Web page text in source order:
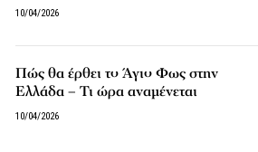
10/04/2026
Πώς θα έρθει το Άγιο Φως στην
Ελλάδα – Τι ώρα αναμένεται
10/04/2026